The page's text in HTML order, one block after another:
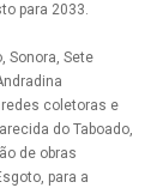
para 2033.
Sonora, Sete
coletoras e
do Taboado,
de obras
para a